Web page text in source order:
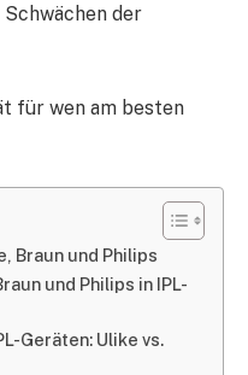
der
für wen am besten
Braun und Philips
und Philips in IPL-
Geräten: Ulike vs.